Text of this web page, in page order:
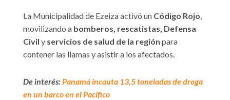
La Municipalidad de Ezeiza activó un Código Rojo,
movilizando a bomberos, rescatistas, Defensa
Civil y servicios de salud de la región para
contener las llamas y asistir a los afectados.
De interés:Panamá incauta 13,5 toneladas de droga
en un barco en el Pacífico